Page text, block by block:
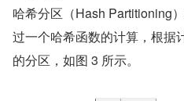
哈希分区（Hash Partitioning
过一个哈希函数的计算，根据
的分区，如图 3 所示。